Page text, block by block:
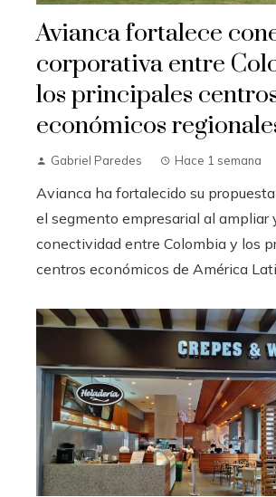
Avianca fortalece
corporativa entre
los principales
económicos
Gabriel Paredes Hace 1 semana
Avianca ha fortalecido su
el segmento empresarial al ampliar
conectividad entre Colombia y los
centros económicos de América